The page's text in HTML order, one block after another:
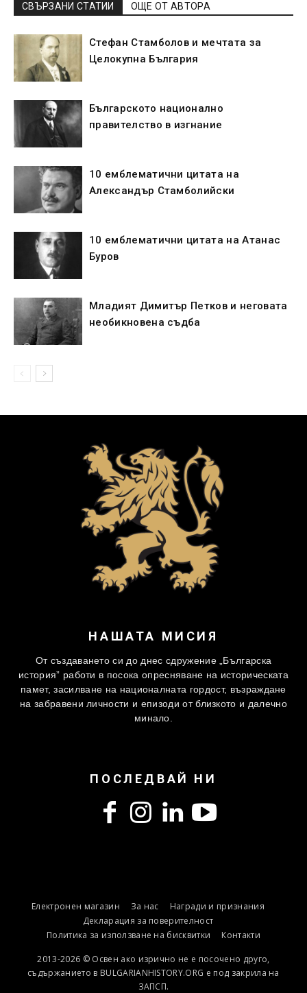
СВЪРЗАНИ СТАТИИ ОЩЕ ОТ АВТОРА
Стефан Стамболов и мечтата за
Целокупна България
Българското национално
правителство в изгнание
10 емблематични цитата на
Александър Стамболийски
10 емблематични цитата на Атанас
Буров
Младият Димитър Петков и неговата
необикновена съдба
НАШАТА МИСИЯ
От създаването си до днес сдружение „Българска
история” работи в посока опресняване на историческата
памет, засилване на националната гордост, възраждане
на забравени личности и епизоди от близкото и далечно
минало.
ПОСЛЕДВАЙ НИ
Електронен магазин За нас
Награди и признания
Декларация за поверителност
Политика за използване на бисквитки
Контакти
2013-2026 © Освен ако изрично не е посочено друго,
съдържанието в BULGARIANHISTORY.ORG е под закрила на
ЗАПСП.